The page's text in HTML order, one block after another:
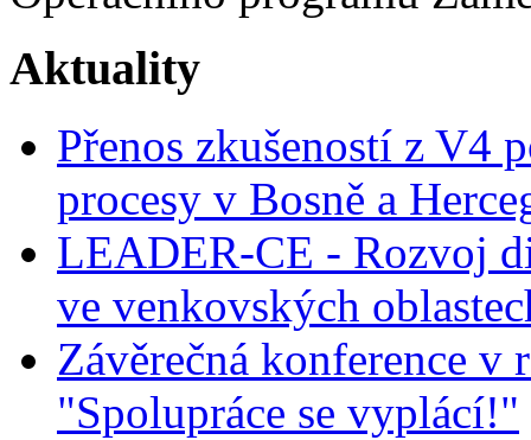
Aktuality
Přenos zkušeností z V4
procesy v Bosně a
LEADER-CE - Rozvoj
ve venkovských
Závěrečná konference v
"Spolupráce se vyplácí!"